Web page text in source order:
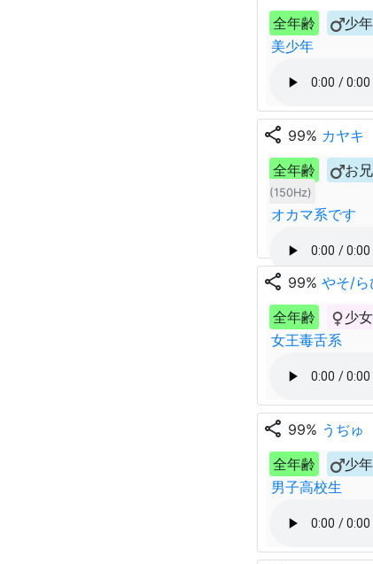
全年齢
少年
美少年
share 99% カヤキ
全年齢
お
(150Hz)
オカマ系です
share 99% やそ/
全年齢
少女
女王毒舌系
share 99% うぢゅ
全年齢
少年
男子高校生